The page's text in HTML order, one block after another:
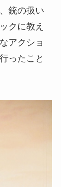
銃の扱い
クに教え
アクショ
ったこと